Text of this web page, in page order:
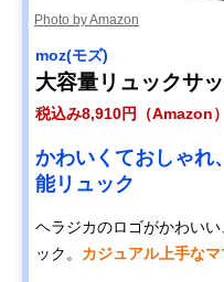
Photo by Amazon
moz(モズ)
大容量リュックサ
税込み8,910円（Amazon）
かわいくておしゃれ
能リュック
ヘラジカのロゴがかわい
ック。 カジュアル上手な